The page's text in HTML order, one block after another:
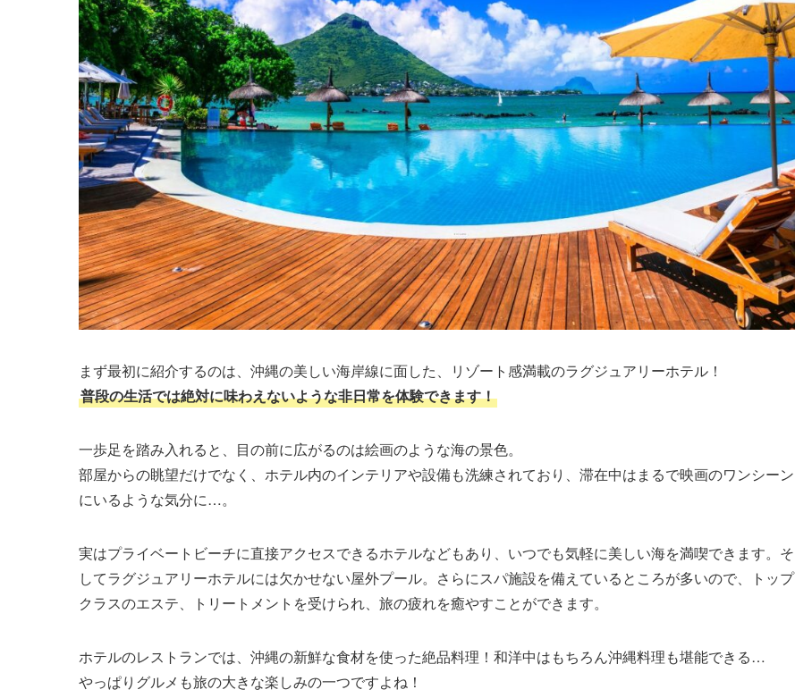
まず最初に紹介するのは、沖縄の美しい海岸線に面した、リゾート感満載のラグジュアリーホテル！
普段の生活では絶対に味わえないような非日常を体験できます！
一歩足を踏み入れると、目の前に広がるのは絵画のような海の景色。
部屋からの眺望だけでなく、ホテル内のインテリアや設備も洗練されており、滞在中はまるで映画のワンシーン
にいるような気分に…。
実はプライベートビーチに直接アクセスできるホテルなどもあり、いつでも気軽に美しい海を満喫できます。そ
してラグジュアリーホテルには欠かせない屋外プール。さらにスパ施設を備えているところが多いので、トップ
クラスのエステ、トリートメントを受けられ、旅の疲れを癒やすことができます。
ホテルのレストランでは、沖縄の新鮮な食材を使った絶品料理！和洋中はもちろん沖縄料理も堪能できる…
やっぱりグルメも旅の大きな楽しみの一つですよね！